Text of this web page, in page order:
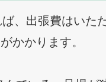
、出張費はいた
かかります。